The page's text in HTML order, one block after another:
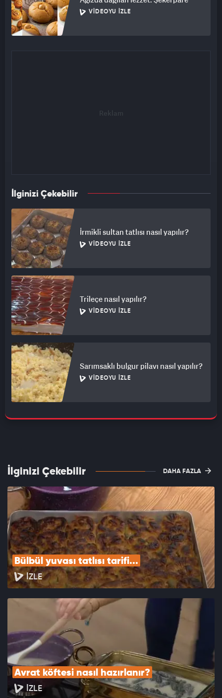
VIDEOYU İZLE
İlginizi Çekebilir
İrmikli sultan tatlısı nasıl yapılır?
VIDEOYU İZLE
Trileçe nasıl yapılır?
VIDEOYU İZLE
Sarımsaklı bulgur pilavı nasıl yapılır?
VIDEOYU İZLE
İlginizi Çekebilir DAHA FAZLA
Bülbül yuvası tatlısı tarifi...
İZLE
Avrat köftesi nasıl hazırlanır?
İZLE